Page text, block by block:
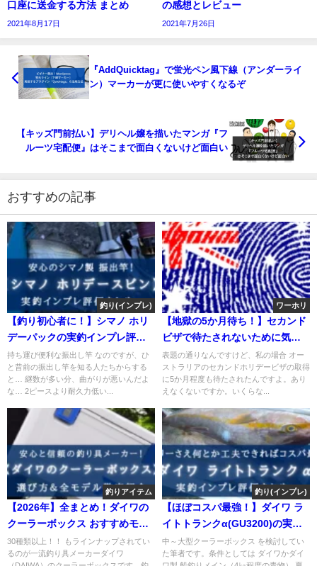
口座に送金する方法 まとめ
2021年8月17日
の感想とレビュー
2021年7月26日
『AddQuicktag』で蛍光ペン風下線（アンダーライ
ン）マーカーが更に使いやすくなるぞ
【キッズ門前払い】デリヘル嬢を描いたマンガ『フ
ルーツ宅配便』はそこまで面白くないけど面白い
おすすめの記事
釣り(インプレ)
【釣り初心者に！】シマノ ホリ
デーパックの実釣インプレ評価
【超おすすめ！！】
持ち運び便利な振出し竿 なのですが、ひ
と昔前の振出し竿を知る人たちからする
と… 継数が多い分、曲がりが悪いんだよ
な… 2ピースより耐久力低い...
ワーホリ
【地獄の5か月待ち！】セカンド
ビザで待たされないために気を
付けることと待機をくらった場
合の対処方法
表題の通りなんですけど、私の場合 オー
ストラリアのセカンドホリデービザの取得
に5か月程度も待たされたんですよ。あり
えなくないですか。いくらな...
釣りアイテム
【2026年】全まとめ！ダイワの
クーラーボックス おすすめモデ
ル＆選び方 徹底解説
30種類以上！！ もラインナップされてい
るのが一流釣り具メーカーダイワ
釣り(インプレ)
【ほぼコスパ最強！】ダイワ ラ
イトトランクα(GU3200)の実釣
インプレ【60㎝までの魚に！】
中～大型クーラーボックス を検討してい
た筆者です。条件としては ダイワかダイ